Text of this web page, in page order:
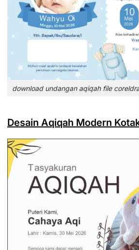
download undangan aqiqah file
Desain Aqiqah Modern